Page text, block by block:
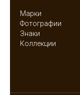
Марки
Фотографии
Знаки
Коллекции